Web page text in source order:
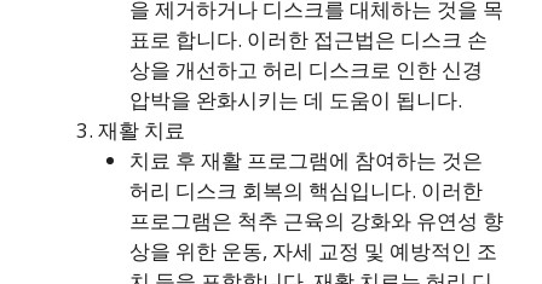
을 제거하거나 디스크를 대체하는 것을 목
표로 합니다. 이러한 접근법은 디스크 손
상을 개선하고 허리 디스크로 인한 신경
압박을 완화시키는 데 도움이 됩니다.
재활 치료
치료 후 재활 프로그램에 참여하는 것은
허리 디스크 회복의 핵심입니다. 이러한
프로그램은 척추 근육의 강화와 유연성 향
상을 위한 운동, 자세 교정 및 예방적인 조